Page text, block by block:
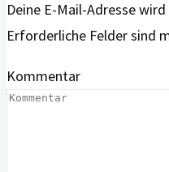
Deine E-Mail-Adresse
Erforderliche Felder sind
Kommentar